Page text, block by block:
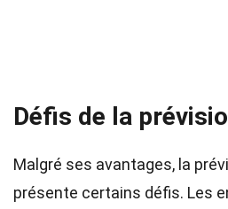
Défis de la
Malgré ses avantages, la
présente certains défis. Les